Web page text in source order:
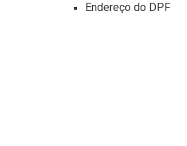
Endereço do DPF